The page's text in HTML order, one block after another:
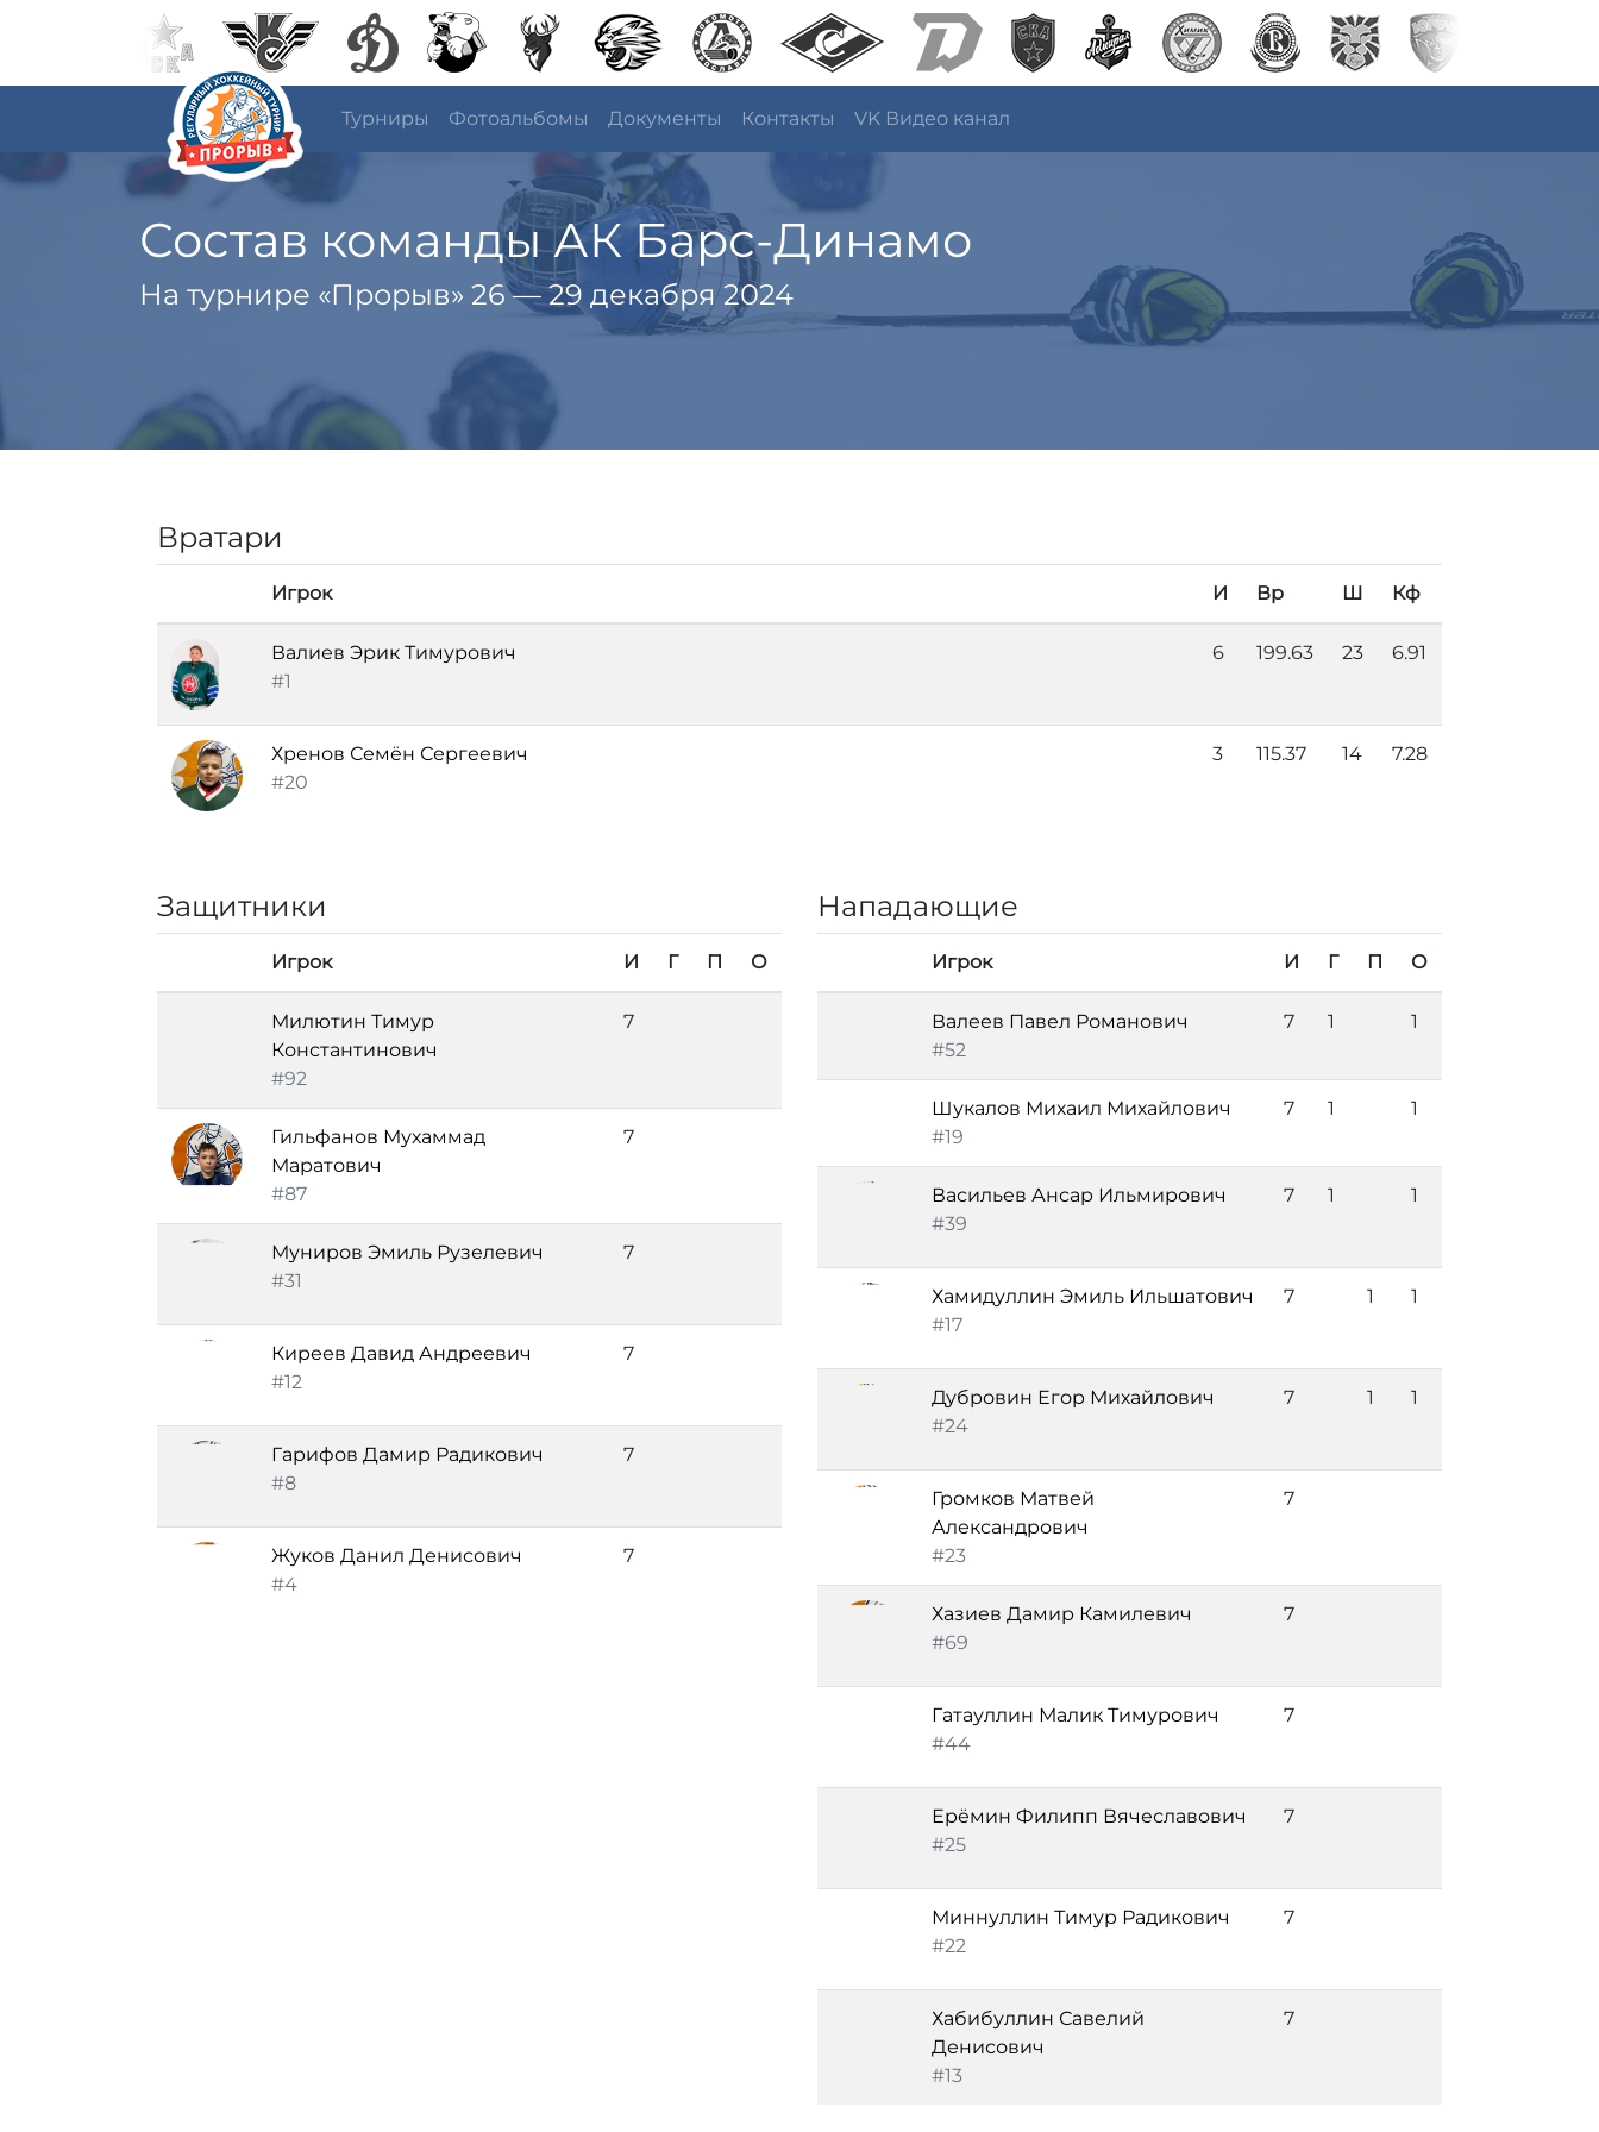
Турниры Фотоальбомы Документы Контакты VK Видео канал
Состав команды АК Барс-Динамо
На турнире «Прорыв» 26 — 29 декабря 2024
Вратари
Игрок И Вр Ш Кф
Валиев Эрик Тимурович
#1
6 199.63 23 6.91
Хренов Семён Сергеевич
#20
3 115.37 14 7.28
Защитники
Игрок И Г П О
Милютин Тимур
Константинович
#92
7
Гильфанов Мухаммад
Маратович
#87
7
Муниров Эмиль Рузелевич
#31
7
Киреев Давид Андреевич
#12
7
Гарифов Дамир Радикович
#8
7
Жуков Данил Денисович
#4
7
Нападающие
Игрок И Г П О
Валеев Павел Романович
#52
7 1 1
Шукалов Михаил Михайлович
#19
7 1 1
Васильев Ансар Ильмирович
#39
7 1 1
Хамидуллин Эмиль Ильшатович
#17
7 1 1
Дубровин Егор Михайлович
#24
7 1 1
Громков Матвей
Александрович
#23
7
Хазиев Дамир Камилевич
#69
7
Гатауллин Малик Тимурович
#44
7
Ерёмин Филипп Вячеславович
#25
7
Миннуллин Тимур Радикович
#22
7
Хабибуллин Савелий
Денисович
#13
7